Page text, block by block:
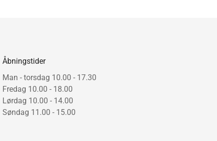
Åbningstider
Man - torsdag 10.00 - 17.30
Fredag 10.00 - 18.00
Lørdag 10.00 - 14.00
Søndag 11.00 - 15.00